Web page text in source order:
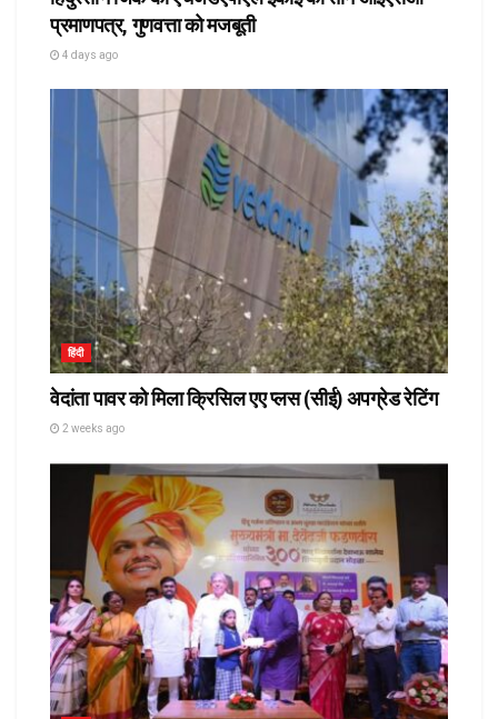
प्रमाणपत्र, गुणवत्ता को मजबूती
4 days ago
हिंदी
वेदांता पावर को मिला क्रिसिल एए प्लस (सीई) अपग्रेड रेटिंग
2 weeks ago